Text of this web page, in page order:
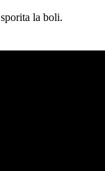
la boli.